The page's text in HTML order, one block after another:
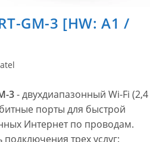
GM-3 [HW: A1 /
3- двухдиапазонный Wi-Fi (2,4
порты для быстрой
Интернет по проводам.
трех услуг: